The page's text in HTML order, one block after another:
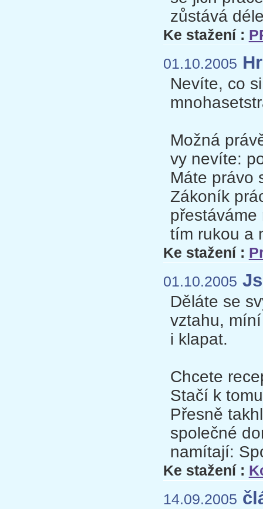
zůstává
Ke stažení :
01.10.2005
Nevíte, co
Možná
vy nevíte:
Máte právo
Zákoník
tím rukou a
Ke stažení :
01.10.2005
Děláte se
vztahu,
i klapat.
Chcete
Stačí k
Přesně
společné
namítají:
Ke stažení :
14.09.2005